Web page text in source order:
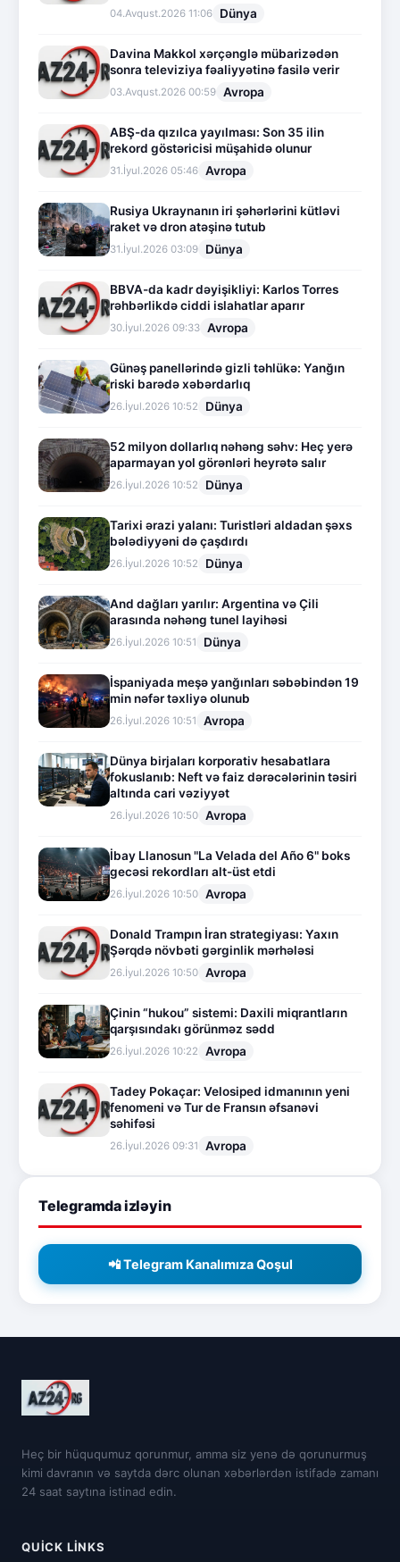
04.Avqust.2026 11:06 Dünya
Davina Makkol xərçənglə mübarizədən
sonra televiziya fəaliyyətinə fasilə verir
03.Avqust.2026 00:59 Avropa
ABŞ-da qızılca yayılması: Son 35 ilin
rekord göstəricisi müşahidə olunur
31.İyul.2026 05:46 Avropa
Rusiya Ukraynanın iri şəhərlərini kütləvi
raket və dron atəşinə tutub
31.İyul.2026 03:09 Dünya
BBVA-da kadr dəyişikliyi: Karlos Torres
rəhbərlikdə ciddi islahatlar aparır
30.İyul.2026 09:33 Avropa
Günəş panellərində gizli təhlükə: Yanğın
riski barədə xəbərdarlıq
26.İyul.2026 10:52 Dünya
52 milyon dollarlıq nəhəng səhv: Heç yerə
aparmayan yol görənləri heyrətə salır
26.İyul.2026 10:52 Dünya
Tarixi ərazi yalanı: Turistləri aldadan şəxs
bələdiyyəni də çaşdırdı
26.İyul.2026 10:52 Dünya
And dağları yarılır: Argentina və Çili
arasında nəhəng tunel layihəsi
26.İyul.2026 10:51 Dünya
İspaniyada meşə yanğınları səbəbindən 19
min nəfər təxliyə olunub
26.İyul.2026 10:51 Avropa
Dünya birjaları korporativ hesabatlara
fokuslanıb: Neft və faiz dərəcələrinin təsiri
altında cari vəziyyət
26.İyul.2026 10:50 Avropa
İbay Llanosun "La Velada del Año 6" boks
gecəsi rekordları alt-üst etdi
26.İyul.2026 10:50 Avropa
Donald Trampın İran strategiyası: Yaxın
Şərqdə növbəti gərginlik mərhələsi
26.İyul.2026 10:50 Avropa
Çinin “hukou” sistemi: Daxili miqrantların
qarşısındakı görünməz sədd
26.İyul.2026 10:22 Avropa
Tadey Pokaçar: Velosiped idmanının yeni
fenomeni və Tur de Fransın əfsanəvi
səhifəsi
26.İyul.2026 09:31 Avropa
Telegramda izləyin
📲 Telegram Kanalımıza Qoşul
Heç bir hüququmuz qorunmur, amma siz yenə də qorunurmuş
kimi davranın və saytda dərc olunan xəbərlərdən istifadə zamanı
24 saat saytına istinad edin.
QUICK LINKS